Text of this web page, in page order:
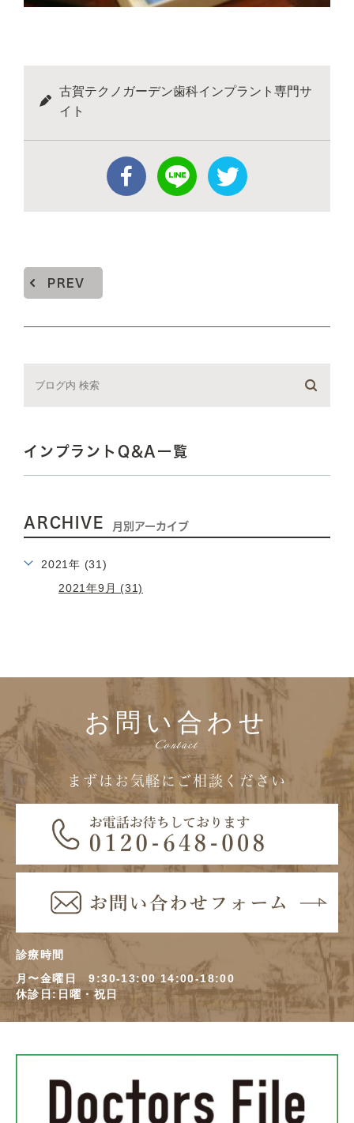
古賀テクノガーデン歯科インプラント専門サ
イト
PREV
インプラントQ&A一覧
ARCHIVE 月別アーカイブ
2021年 (31)
2021年9月 (31)
お問い合わせ
Contact
まずはお気軽にご相談ください
診療時間
月〜金曜日 9:30-13:00 14:00-18:00
休診日:日曜・祝日